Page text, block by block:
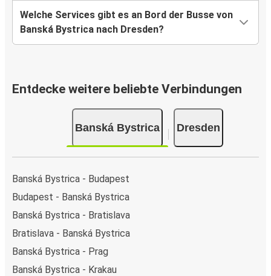
Welche Services gibt es an Bord der Busse von
Banská Bystrica nach Dresden?
Entdecke weitere beliebte Verbindungen
Banská Bystrica Dresden
Banská Bystrica - Budapest
Budapest - Banská Bystrica
Banská Bystrica - Bratislava
Bratislava - Banská Bystrica
Banská Bystrica - Prag
Banská Bystrica - Krakau